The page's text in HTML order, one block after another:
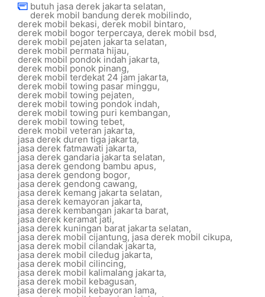
butuh jasa derek jakarta selatan,
derek mobil bandung derek mobilindo,
derek mobil bekasi, derek mobil bintaro,
derek mobil bogor terpercaya, derek mobil bsd,
derek mobil pejaten jakarta selatan,
derek mobil permata hijau,
derek mobil pondok indah jakarta,
derek mobil ponok pinang,
derek mobil terdekat 24 jam jakarta,
derek mobil towing pasar minggu,
derek mobil towing pejaten,
derek mobil towing pondok indah,
derek mobil towing puri kembangan,
derek mobil towing tebet,
derek mobil veteran jakarta,
jasa derek duren tiga jakarta,
jasa derek fatmawati jakarta,
jasa derek gandaria jakarta selatan,
jasa derek gendong bambu apus,
jasa derek gendong bogor,
jasa derek gendong cawang,
jasa derek kemang jakarta selatan,
jasa derek kemayoran jakarta,
jasa derek kembangan jakarta barat,
jasa derek keramat jati,
jasa derek kuningan barat jakarta selatan,
jasa derek mobil cijantung, jasa derek mobil cikupa,
jasa derek mobil cilandak jakarta,
jasa derek mobil ciledug jakarta,
jasa derek mobil cilincing,
jasa derek mobil kalimalang jakarta,
jasa derek mobil kebagusan,
jasa derek mobil kebayoran lama,